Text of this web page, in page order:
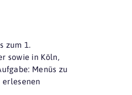
zum 1.
sowie in Köln,
Menüs zu
erlesenen